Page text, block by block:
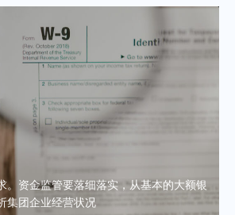
。资金监管要落细落实，从基本的大额银
集团企业经营状况